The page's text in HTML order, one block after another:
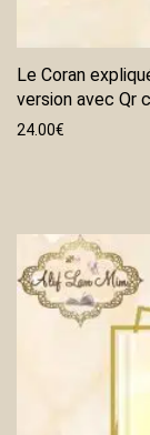
Le Coran
version avec Qr
24.00€